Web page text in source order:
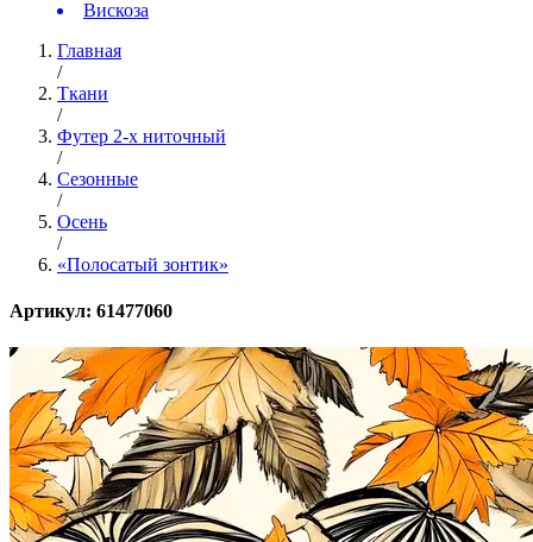
Вискоза
Главная
/
Ткани
/
Футер 2-х ниточный
/
Сезонные
/
Осень
/
«Полосатый зонтик»
Артикул: 61477060